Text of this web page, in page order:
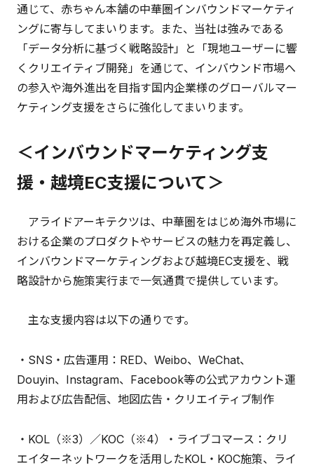
通じて、赤ちゃん本舗の中華圏インバウンドマーケティ
ングに寄与してまいります。また、当社は強みである
「データ分析に基づく戦略設計」と「現地ユーザーに響
くクリエイティブ開発」を通じて、インバウンド市場へ
の参入や海外進出を目指す国内企業様のグローバルマー
ケティング支援をさらに強化してまいります。
＜インバウンドマーケティング支
援・越境EC支援について＞
アライドアーキテクツは、中華圏をはじめ海外市場に
おける企業のプロダクトやサービスの魅力を再定義し、
インバウンドマーケティングおよび越境EC支援を、戦
略設計から施策実行まで一気通貫で提供しています。
主な支援内容は以下の通りです。
・SNS・広告運用：RED、Weibo、WeChat、
Douyin、Instagram、Facebook等の公式アカウント運
用および広告配信、地図広告・クリエイティブ制作
・KOL（※3）／KOC（※4）・ライブコマース：クリ
エイターネットワークを活用したKOL・KOC施策、ライ